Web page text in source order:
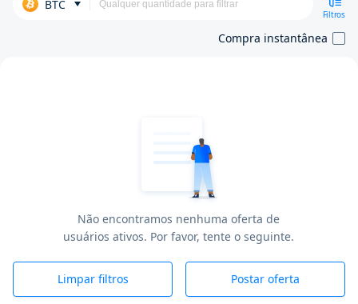
BTC
Filtros
Compra instantânea
Não encontramos nenhuma oferta de
usuários ativos. Por favor, tente o seguinte.
Limpar filtros Postar oferta